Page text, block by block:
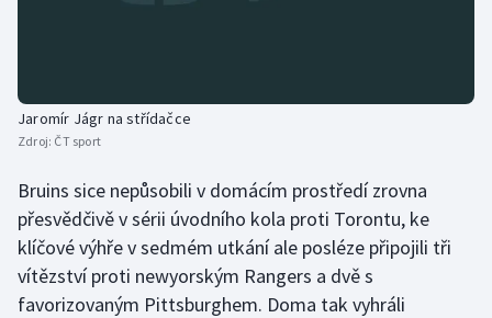
Olympijské hry
Plavání
Plážový volejbal
Jaromír Jágr na střídačce
Zdroj: ČT sport
Bruins sice nepůsobili v domácím prostředí zrovna
přesvědčivě v sérii úvodního kola proti Torontu, ke
klíčové výhře v sedmém utkání ale posléze připojili tři
vítězství proti newyorským Rangers a dvě s
favorizovaným Pittsburghem. Doma tak vyhráli